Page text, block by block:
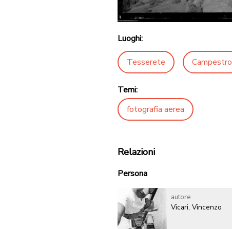
Luoghi:
Tesserete Campestro
Temi:
fotografia aerea
Relazioni
Persona
autore
Vicari, Vincenzo